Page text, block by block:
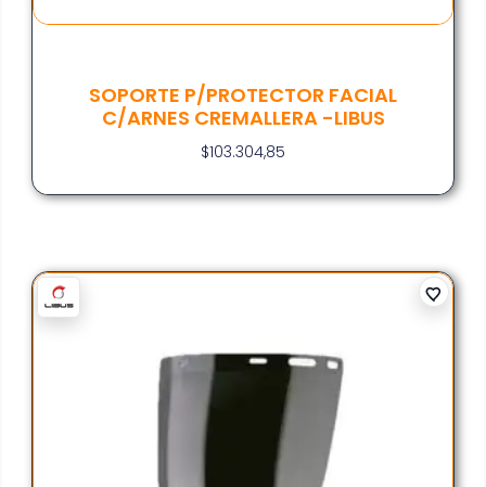
SOPORTE P/PROTECTOR FACIAL
C/ARNES CREMALLERA -LIBUS
$103.304,85